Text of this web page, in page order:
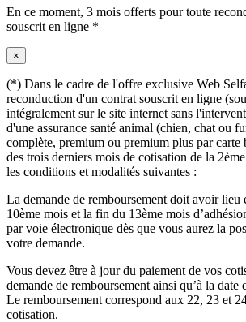
En ce moment, 3 mois offerts pour toute
souscrit en ligne *
×
(*) Dans le cadre de l'offre exclusive Web
reconduction d'un contrat souscrit en ligne
intégralement sur le site internet sans
d'une assurance santé animal (chien, chat ou
complète, premium ou premium plus par carte
des trois derniers mois de cotisation de la
les conditions et modalités suivantes :
La demande de remboursement doit avoir lieu
10ème mois et la fin du 13ème mois
par voie électronique dès que vous aurez la
votre demande.
Vous devez être à jour du paiement de vos
demande de remboursement ainsi qu’à la date
Le remboursement correspond aux 22, 23 et
cotisation.